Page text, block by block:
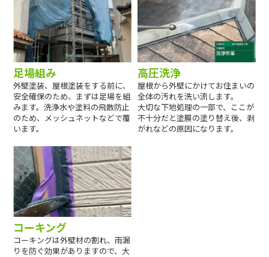
足場組み
外壁塗装、屋根塗装をする前に、
安全確保のため、まずは足場を組
みます。洗浄水や塗料の飛散防止
のため、メッシュネットなどで覆
います。
高圧洗浄
屋根から外壁にかけてお住まいの
全体の汚れを洗い流します。
大切な下地処理の一部で、ここが
不十分だと塗膜の塗り替え後、剥
がれなどの原因になります。
コーキング
コーキングは外壁材の割れ、雨漏
りを防ぐ効果がありますので、大